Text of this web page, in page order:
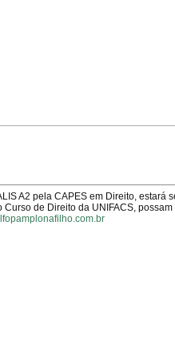
A2 pela CAPES em Direito,
de Direito da UNIFACS,